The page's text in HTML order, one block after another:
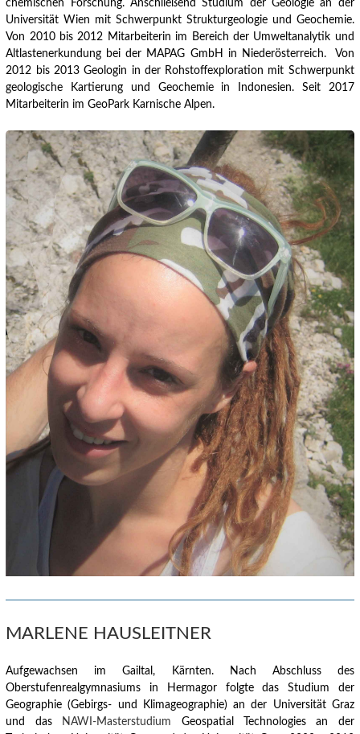
chemischen Forschung. Anschließend Studium der Geologie an der
Universität Wien mit Schwerpunkt Strukturgeologie und Geochemie.
Von 2010 bis 2012 Mitarbeiterin im Bereich der Umweltanalytik und
Altlastenerkundung bei der MAPAG GmbH in Niederösterreich.
Von
2012 bis 2013 Geologin in der Rohstoffexploration mit Schwerpunkt
geologische Kartierung und Geochemie in Indonesien. Seit 2017
Mitarbeiterin im GeoPark Karnische Alpen.
MARLENE HAUSLEITNER
Aufgewachsen im Gailtal, Kärnten.Nach Abschluss des
Oberstufenrealgymnasiums in Hermagor folgte das Studium der
Geographie (Gebirgs- und Klimageographie) an der Universität Graz
und das
NAWI-Masterstudium Geospatial Technologies an der